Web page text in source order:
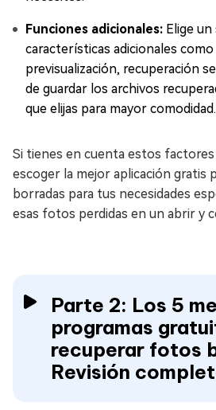
Funciones adicionales: Elige
características adicionales
previsualización, recuperación
de guardar los archivos
que elijas para mayor comodidad.
Si tienes en cuenta estos factores
escoger la mejor aplicación gratis
borradas para tus necesidades
esas fotos perdidas en un abrir y
Parte 2: Los 5
programas
recuperar fotos
Revisión